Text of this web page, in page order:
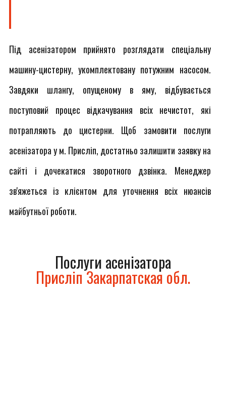
Під асенізатором прийнято розглядати спеціальну
машину-цистерну, укомплектовану потужним насосом.
Завдяки шлангу, опущеному в яму, відбувається
поступовий процес відкачування всіх нечистот, які
потрапляють до цистерни. Щоб замовити послуги
асенізатора у м. Присліп, достатньо залишити заявку на
сайті і дочекатися зворотного дзвінка. Менеджер
зв'яжеться із клієнтом для уточнення всіх нюансів
майбутньої роботи.
Послуги асенізатора
Присліп Закарпатская обл.